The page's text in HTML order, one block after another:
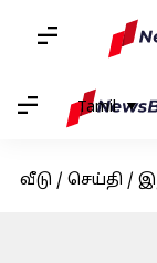
Tamil
வீடு / செய்தி /